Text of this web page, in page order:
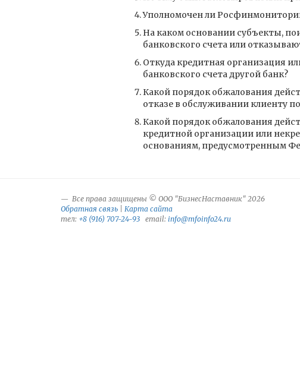
Уполномочен ли
На каком основании субъекты,
банковского счета или
Откуда кредитная организация
банковского счета другой банк?
Какой порядок обжалования
отказе в обслуживании клиенту
Какой порядок обжалования
кредитной организации или
основаниям, предусмотренным
Все права защищены © ООО "БизнесНаставник" 2026
Обратная связь
Карта сайта
тел: +8 (916) 707-24-93 email: info@mfoinfo24.ru